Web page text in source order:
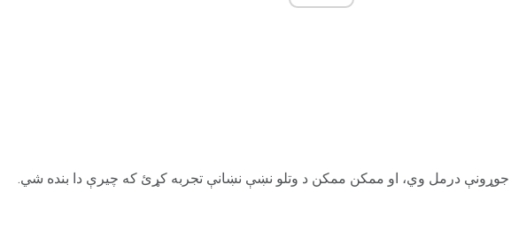
درمل وي، او ممکن ممکن د وتلو نښې نښانې تجربه کړئ که چیرې دا بنده شي.